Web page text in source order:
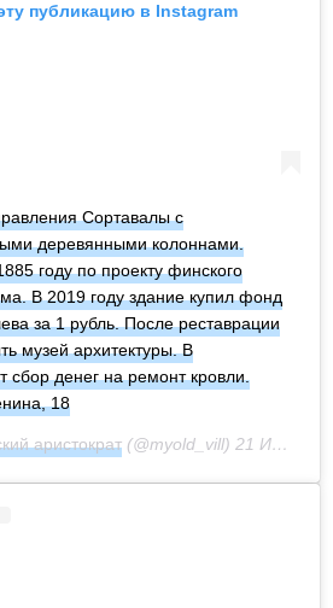
публикацию в Instagram
Сортавалы с
деревянными колоннами.
году по проекту финского
В 2019 году здание купил фонд
за 1 рубль. После реставрации
музей архитектуры. В
сбор денег на ремонт кровли.
18
аристократ (@myold_vill) 21 Июл 2020 в 11:11 PDT